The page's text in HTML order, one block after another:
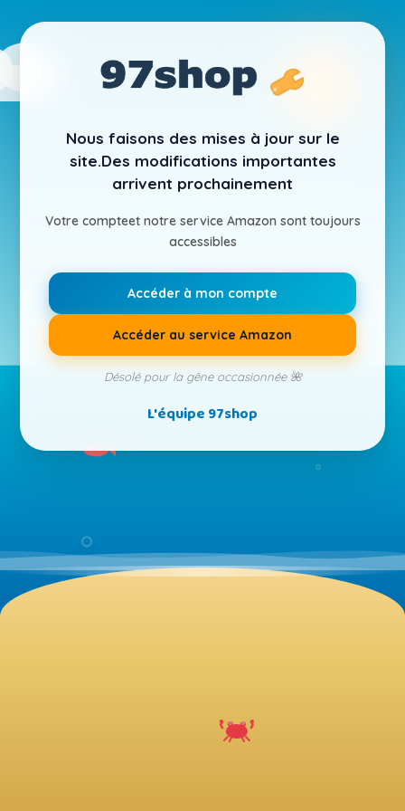
Nous faisons des mises à jour sur le
site.Des modifications importantes
arrivent prochainement
Votre compteet notre service Amazon sont toujours
accessibles
Accéder à mon compte
Accéder au service Amazon
Désolé pour la gêne occasionnée 🌺
L'équipe 97shop